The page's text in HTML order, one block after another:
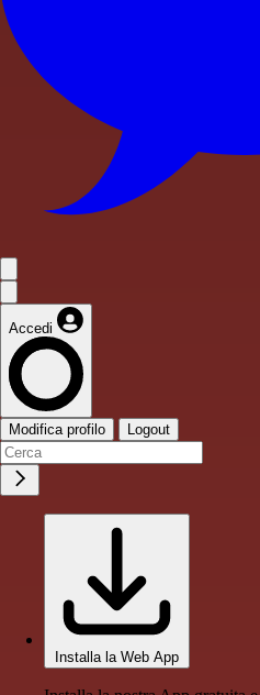
Accedi
Modifica profilo Logout
Installa la Web App